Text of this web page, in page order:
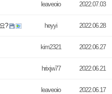
leaveoio 2022.07.03
? heyyi 2022.06.28
kim2321 2022.06.27
hrixjw77 2022.06.21
leaveoio 2022.06.17